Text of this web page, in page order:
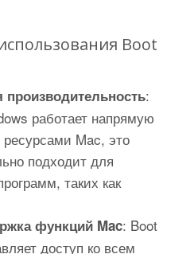
Boot
:
работает напрямую
Mac, это
подходит для
таких как
функций Mac: Boot
доступ ко всем